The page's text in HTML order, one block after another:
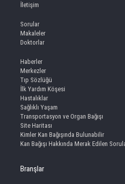
İletişim
Sorular
Makaleler
Doktorlar
Haberler
Merkezler
Tıp Sözlüğü
İlk Yardım Köşesi
Hastalıklar
Sağlıklı Yaşam
Transportasyon ve Organ Bağışı
Site Haritası
Kimler Kan Bağışında Bulunabilir
Kan Bağışı Hakkında Merak Edilen
Branşlar